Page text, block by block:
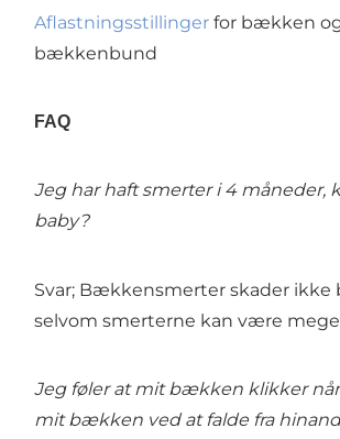
Aflastningsstillinger for bækken
bækkenbund
FAQ
Jeg har haft smerter i 4 måneder,
baby?
Svar; Bækkensmerter skader ikke
selvom smerterne kan være
Jeg føler at mit bækken klikker når
mit bækken ved at falde fra